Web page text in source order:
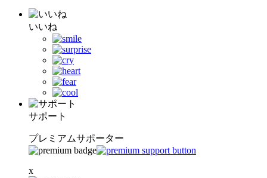
いいね
サポート
プレミアムサポーター
x